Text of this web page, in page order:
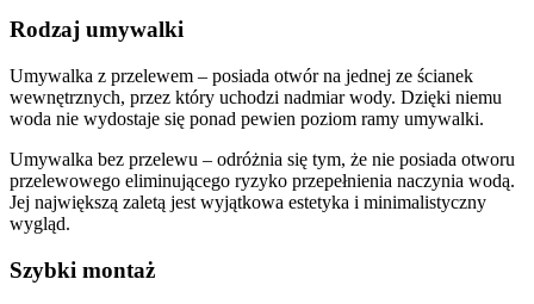
Rodzaj umywalki
Umywalka z przelewem – posiada otwór na jednej ze ścianek
wewnętrznych, przez który uchodzi nadmiar wody. Dzięki niemu
woda nie wydostaje się ponad pewien poziom ramy umywalki.
Umywalka bez przelewu – odróżnia się tym, że nie posiada otworu
przelewowego eliminującego ryzyko przepełnienia naczynia wodą.
Jej największą zaletą jest wyjątkowa estetyka i minimalistyczny
wygląd.
Szybki montaż